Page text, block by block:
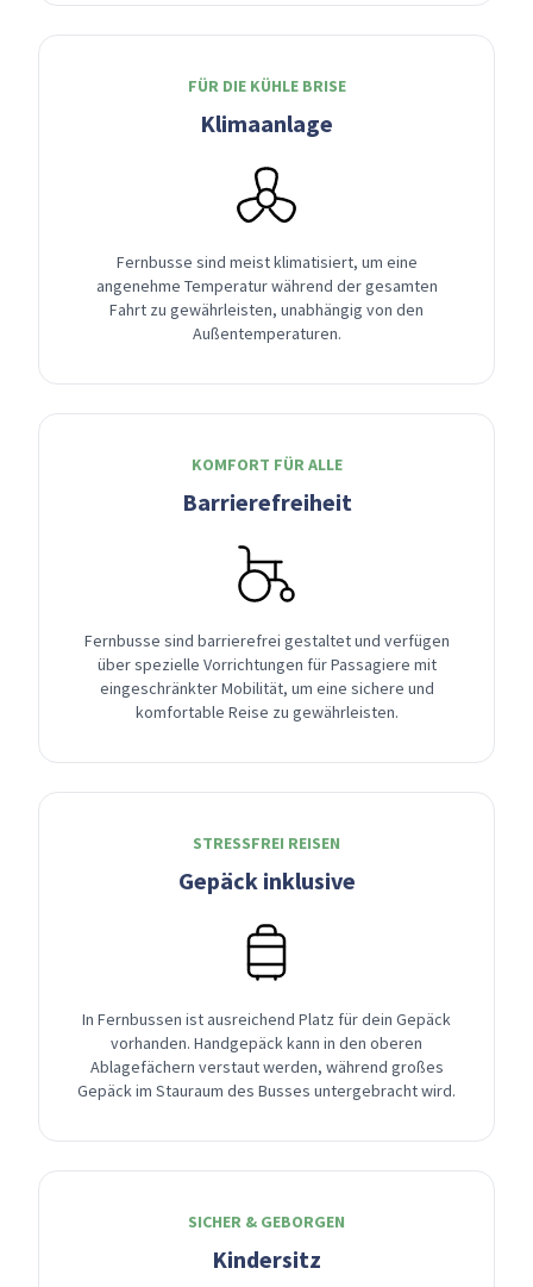
FÜR DIE KÜHLE BRISE
Klimaanlage
Fernbusse sind meist klimatisiert, um eine
angenehme Temperatur während der gesamten
Fahrt zu gewährleisten, unabhängig von den
Außentemperaturen.
KOMFORT FÜR ALLE
Barrierefreiheit
Fernbusse sind barrierefrei gestaltet und verfügen
über spezielle Vorrichtungen für Passagiere mit
eingeschränkter Mobilität, um eine sichere und
komfortable Reise zu gewährleisten.
STRESSFREI REISEN
Gepäck inklusive
In Fernbussen ist ausreichend Platz für dein Gepäck
vorhanden. Handgepäck kann in den oberen
Ablagefächern verstaut werden, während großes
Gepäck im Stauraum des Busses untergebracht wird.
SICHER & GEBORGEN
Kindersitz